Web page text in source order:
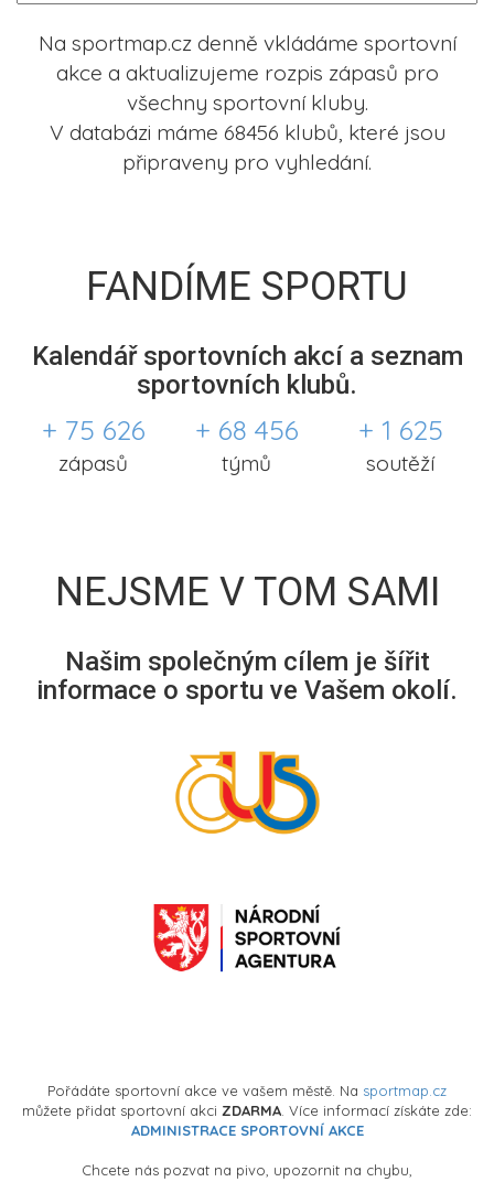
Na sportmap.cz denně vkládáme sportovní
akce a aktualizujeme rozpis zápasů pro
všechny sportovní kluby.
V databázi máme 68456 klubů, které jsou
připraveny pro vyhledání.
FANDÍME SPORTU
Kalendář sportovních akcí a seznam
sportovních klubů.
+ 75 626
zápasů
+ 68 456
týmů
+ 1 625
soutěží
NEJSME V TOM SAMI
Našim společným cílem je šířit
informace o sportu ve Vašem okolí.
Pořádáte sportovní akce ve vašem městě. Na sportmap.cz
můžete přidat sportovní akci ZDARMA . Více informací získáte zde:
ADMINISTRACE SPORTOVNÍ AKCE
Chcete nás pozvat na pivo, upozornit na chybu,